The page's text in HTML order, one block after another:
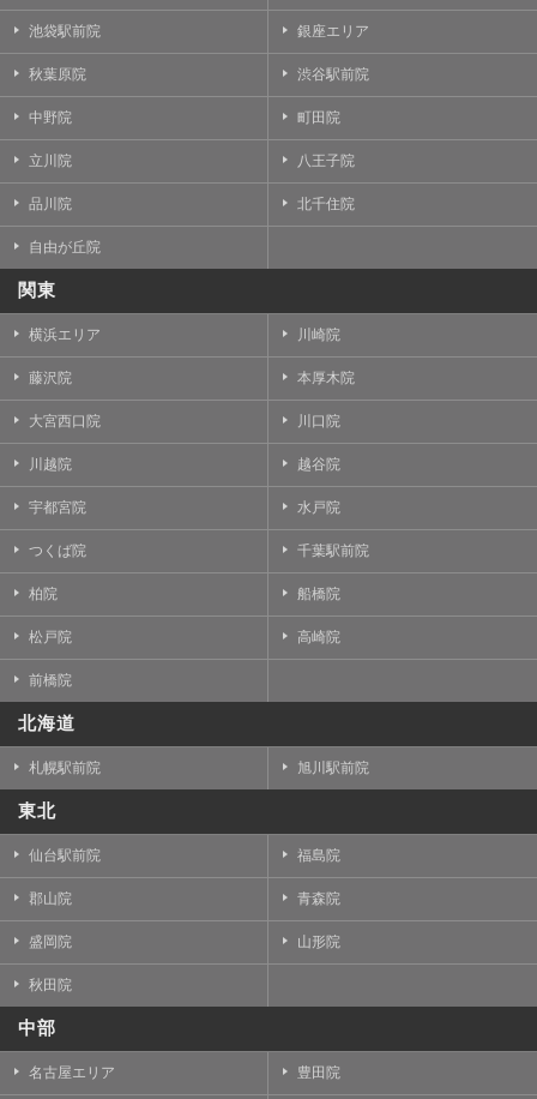
池袋駅前院 銀座エリア
秋葉原院 渋谷駅前院
中野院 町田院
立川院 八王子院
品川院 北千住院
自由が丘院
関東
横浜エリア 川崎院
藤沢院 本厚木院
大宮西口院 川口院
川越院 越谷院
宇都宮院 水戸院
つくば院 千葉駅前院
柏院 船橋院
松戸院 高崎院
前橋院
北海道
札幌駅前院 旭川駅前院
東北
仙台駅前院 福島院
郡山院 青森院
盛岡院 山形院
秋田院
中部
名古屋エリア 豊田院